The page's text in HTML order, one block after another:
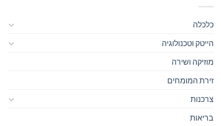
כלכלה
הייטק וטכנולוגיה
מוזיקה ושירה
זירת המומחים
צרכנות
בריאות